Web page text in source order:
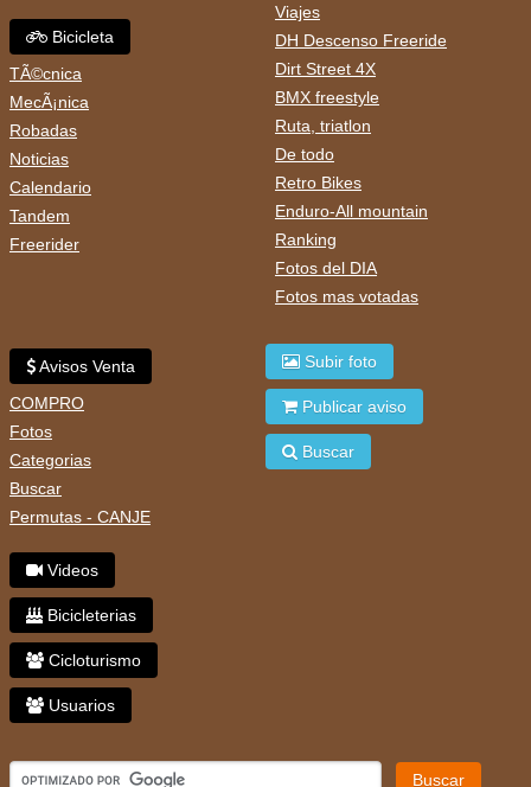
Bicicleta
TÃ©cnica
MecÃ¡nica
Robadas
Noticias
Calendario
Tandem
Freerider
Viajes
DH Descenso Freeride
Dirt Street 4X
BMX freestyle
Ruta, triatlon
De todo
Retro Bikes
Enduro-All mountain
Ranking
Fotos del DIA
Fotos mas votadas
Avisos Venta
COMPRO
Fotos
Categorias
Buscar
Permutas - CANJE
Videos
Bicicleterias
Cicloturismo
Usuarios
Subir foto
Publicar aviso
Buscar
Buscar